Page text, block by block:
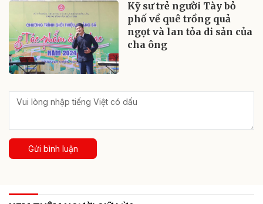
Kỹ sư trẻ người Tày bỏ
phố về quê trồng quả
ngọt và lan tỏa di sản của
cha ông
Gửi bình luận